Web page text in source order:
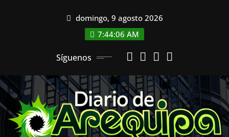
domingo, 9 agosto 2026
7:44:07 AM
Síguenos